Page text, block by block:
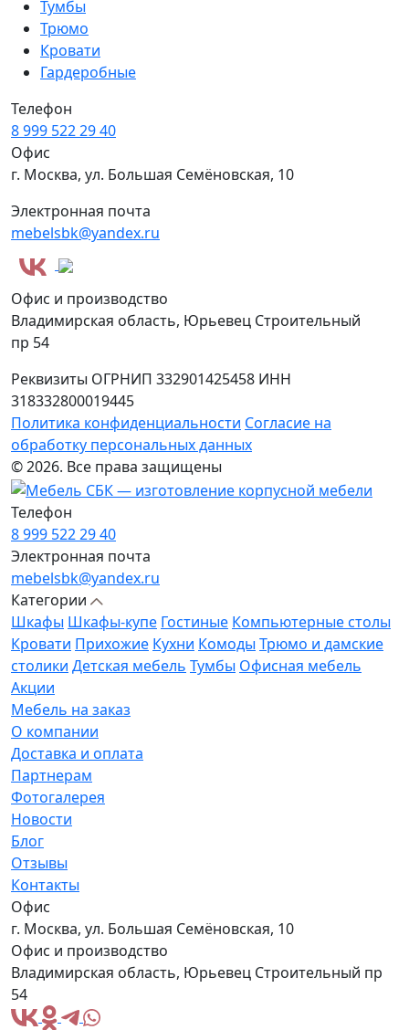
Тумбы
Трюмо
Кровати
Гардеробные
Телефон
8 999 522 29 40
Офис
г. Москва, ул. Большая Семёновская, 10
Электронная почта
mebelsbk@yandex.ru
Офис и производство
Владимирская область, Юрьевец Строительный
пр 54
Реквизиты ОГРНИП 332901425458 ИНН
318332800019445
Политика конфиденциальности Согласие на
обработку персональных данных
© 2026. Все права защищены
Телефон
8 999 522 29 40
Электронная почта
mebelsbk@yandex.ru
Категории
Шкафы Шкафы-купе Гостиные Компьютерные столы
Кровати Прихожие Кухни Комоды Трюмо и дамские
столики Детская мебель Тумбы Офисная мебель
Акции
Мебель на заказ
О компании
Доставка и оплата
Партнерам
Фотогалерея
Новости
Блог
Отзывы
Контакты
Офис
г. Москва, ул. Большая Семёновская, 10
Офис и производство
Владимирская область, Юрьевец Строительный пр
54